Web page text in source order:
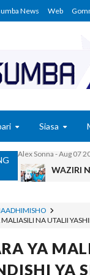
News Web
Siasa
WAZIRI
Unknown -
EWURA KANDA
WASIRA
MSUMBA-
NA UTALII
YA
YA